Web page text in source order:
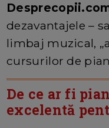
dezavantajele –
limbaj muzical,
cursurilor de
De ce ar fi
excelentă